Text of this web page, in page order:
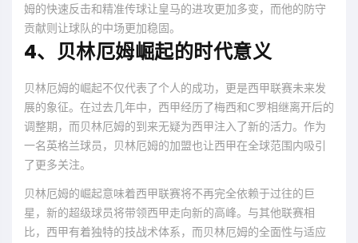
姆的快速反击和精准传球让皇马的进攻更加多变，而他的防守
贡献则让球队的中场更加稳固。
4、贝林厄姆崛起的时代意义
贝林厄姆的崛起不仅代表了个人的成功，更是西甲联赛未来发
展的象征。在过去几年中，西甲经历了梅西和C罗相继离开后的
调整期，而贝林厄姆的到来无疑为西甲注入了新的活力。作为
一名英格兰球员，贝林厄姆的加盟也让西甲在全球范围内吸引
了更多关注。
贝林厄姆的崛起意味着西甲联赛将不再完全依赖于过往的巨
星，新的超级球员将带领西甲走向新的高峰。与其他联赛相
比，西甲有着独特的技战术体系，而贝林厄姆的全面性与适应